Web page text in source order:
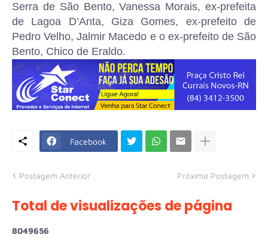
Serra de São Bento, Vanessa Morais, ex-prefeita
de Lagoa D’Anta, Giza Gomes, ex-prefeito de
Pedro Velho, Jalmir Macedo e o ex-prefeito de São
Bento, Chico de Eraldo.
Facebook
Postagem Anterior Próxima Postagem
Total de visualizações de página
8049656